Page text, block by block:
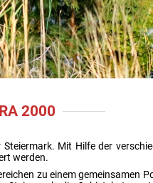
2000
Mit Hilfe der
werden.
zu einem gemeinsamen